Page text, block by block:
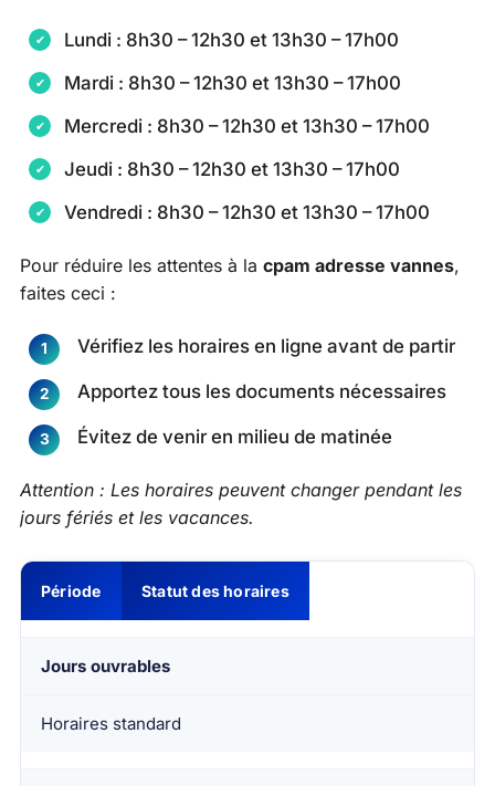
Lundi : 8h30 – 12h30 et 13h30 – 17h00
Mardi : 8h30 – 12h30 et 13h30 – 17h00
Mercredi : 8h30 – 12h30 et 13h30 – 17h00
Jeudi : 8h30 – 12h30 et 13h30 – 17h00
Vendredi : 8h30 – 12h30 et 13h30 – 17h00
Pour réduire les attentes à la cpam adresse vannes,
faites ceci :
Vérifiez les horaires en ligne avant de partir
Apportez tous les documents nécessaires
Évitez de venir en milieu de matinée
Attention : Les horaires peuvent changer pendant les
jours fériés et les vacances.
Période Statut des horaires
Jours ouvrables
Horaires standard